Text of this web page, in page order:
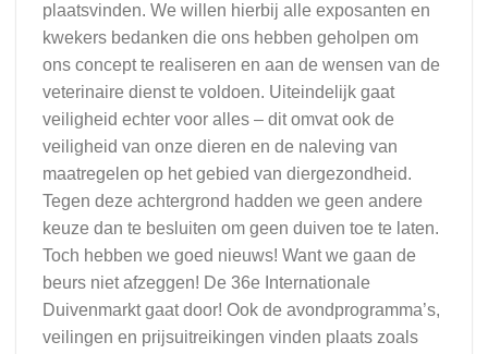
plaatsvinden. We willen hierbij alle exposanten en
kwekers bedanken die ons hebben geholpen om
ons concept te realiseren en aan de wensen van de
veterinaire dienst te voldoen. Uiteindelijk gaat
veiligheid echter voor alles – dit omvat ook de
veiligheid van onze dieren en de naleving van
maatregelen op het gebied van diergezondheid.
Tegen deze achtergrond hadden we geen andere
keuze dan te besluiten om geen duiven toe te laten.
Toch hebben we goed nieuws! Want we gaan de
beurs niet afzeggen! De 36e Internationale
Duivenmarkt gaat door! Ook de avondprogramma’s,
veilingen en prijsuitreikingen vinden plaats zoals